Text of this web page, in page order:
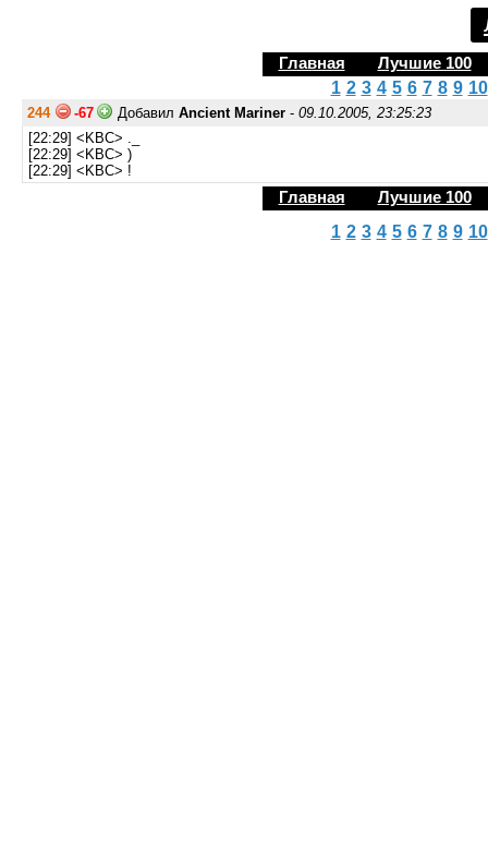
Главная Лучшие 100
1 2 3 4 5 6 7 8 9 10
244 -67 Добавил Ancient Mariner - 09.10.2005, 23:25:23
[22:29] <KBC> ._
[22:29] <KBC> )
[22:29] <KBC> !
Главная Лучшие 100
1 2 3 4 5 6 7 8 9 10